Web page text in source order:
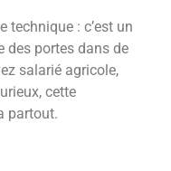
technique : c’est un
des portes dans de
salarié agricole,
cette
partout.